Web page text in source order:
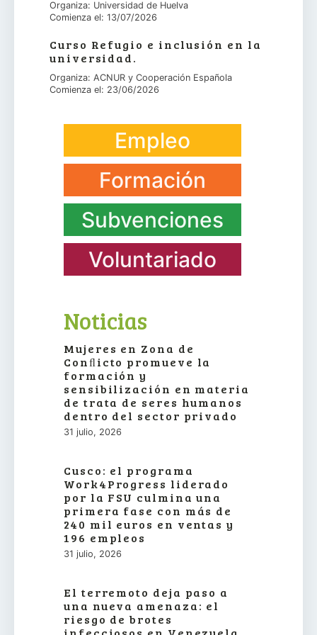
Organiza: Universidad de Huelva
Comienza el: 13/07/2026
Curso Refugio e inclusión en la
universidad.
Organiza: ACNUR y Cooperación Española
Comienza el: 23/06/2026
Empleo
Formación
Subvenciones
Voluntariado
Noticias
Mujeres en Zona de
Conﬂicto promueve la
formación y
sensibilización en materia
de trata de seres humanos
dentro del sector privado
31 julio, 2026
Cusco: el programa
Work4Progress liderado
por la FSU culmina una
primera fase con más de
240 mil euros en ventas y
196 empleos
31 julio, 2026
El terremoto deja paso a
una nueva amenaza: el
riesgo de brotes